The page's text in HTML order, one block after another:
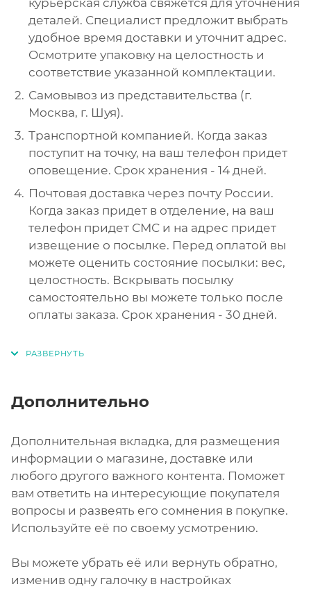
деталей. Специалист предложит выбрать
удобное время доставки и уточнит адрес.
Осмотрите упаковку на целостность и
соответствие указанной комплектации.
Самовывоз из представительства (г.
Москва, г. Шуя).
Транспортной компанией. Когда заказ
поступит на точку, на ваш телефон придет
оповещение. Срок хранения - 14 дней.
Почтовая доставка через почту России.
Когда заказ придет в отделение, на ваш
телефон придет СМС и на адрес придет
извещение о посылке. Перед оплатой вы
можете оценить состояние посылки: вес,
целостность. Вскрывать посылку
самостоятельно вы можете только после
оплаты заказа. Срок хранения - 30 дней.
Дополнительно
Дополнительная вкладка, для размещения
информации о магазине, доставке или
любого другого важного контента. Поможет
вам ответить на интересующие покупателя
вопросы и развеять его сомнения в покупке.
Используйте её по своему усмотрению.
Вы можете убрать её или вернуть обратно,
изменив одну галочку в настройках